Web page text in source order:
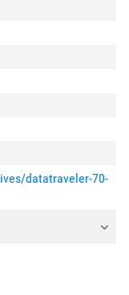
datatraveler-70-